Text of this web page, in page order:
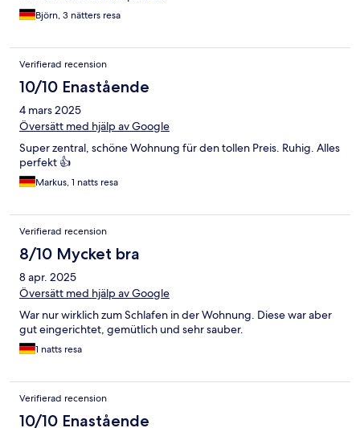
Björn, 3 nätters resa
Verifierad recension
10/10 Enastående
4 mars 2025
Översätt med hjälp av Google
Super zentral, schöne Wohnung für den tollen Preis. Ruhig. Alles
perfekt 👍
Markus, 1 natts resa
Verifierad recension
8/10 Mycket bra
8 apr. 2025
Översätt med hjälp av Google
War nur wirklich zum Schlafen in der Wohnung. Diese war aber
gut eingerichtet, gemütlich und sehr sauber.
1 natts resa
Verifierad recension
10/10 Enastående